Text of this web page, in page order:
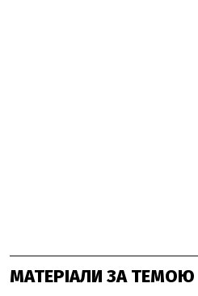
МАТЕРІАЛИ ЗА ТЕМОЮ